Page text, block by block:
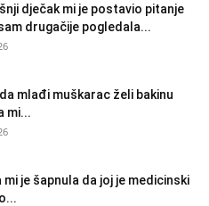
dječak mi je postavio pitanje
drugačije pogledala...
mlađi muškarac želi bakinu
mi...
mi je šapnula da joj je medicinski